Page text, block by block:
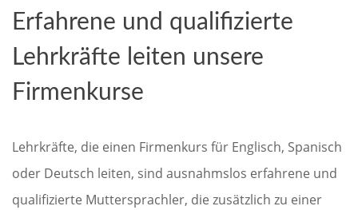
Erfahrene und qualifizierte
Lehrkräfte leiten unsere
Firmenkurse
Lehrkräfte, die einen Firmenkurs für Englisch, Spanisch
oder Deutsch leiten, sind ausnahmslos erfahrene und
qualifizierte Muttersprachler, die zusätzlich zu einer